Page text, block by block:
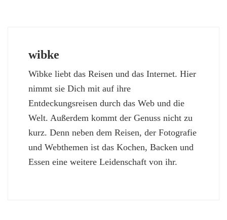
wibke
Wibke liebt das Reisen und das Internet. Hier
nimmt sie Dich mit auf ihre
Entdeckungsreisen durch das Web und die
Welt. Außerdem kommt der Genuss nicht zu
kurz. Denn neben dem Reisen, der Fotografie
und Webthemen ist das Kochen, Backen und
Essen eine weitere Leidenschaft von ihr.